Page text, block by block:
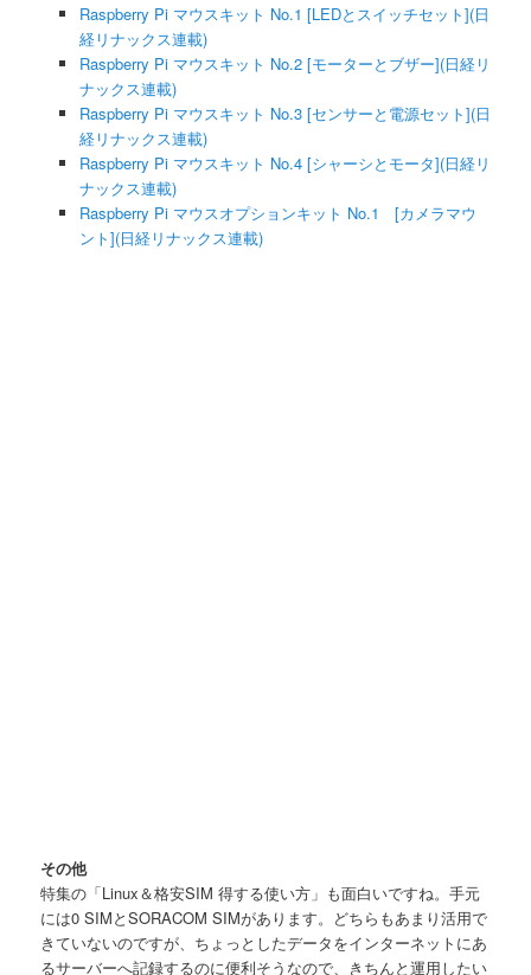
Raspberry Pi マウスキット No.1 [LEDとスイッチセット](日
経リナックス連載)
Raspberry Pi マウスキット No.2 [モーターとブザー](日経リ
ナックス連載)
Raspberry Pi マウスキット No.3 [センサーと電源セット](日
経リナックス連載)
Raspberry Pi マウスキット No.4 [シャーシとモータ](日経リ
ナックス連載)
Raspberry Pi マウスオプションキット No.1 [カメラマウ
ント](日経リナックス連載)
その他
特集の「Linux＆格安SIM 得する使い方」も面白いですね。手元
には0 SIMとSORACOM SIMがあります。どちらもあまり活用で
きていないのですが、ちょっとしたデータをインターネットにあ
るサーバーへ記録するのに便利そうなので、きちんと運用したい